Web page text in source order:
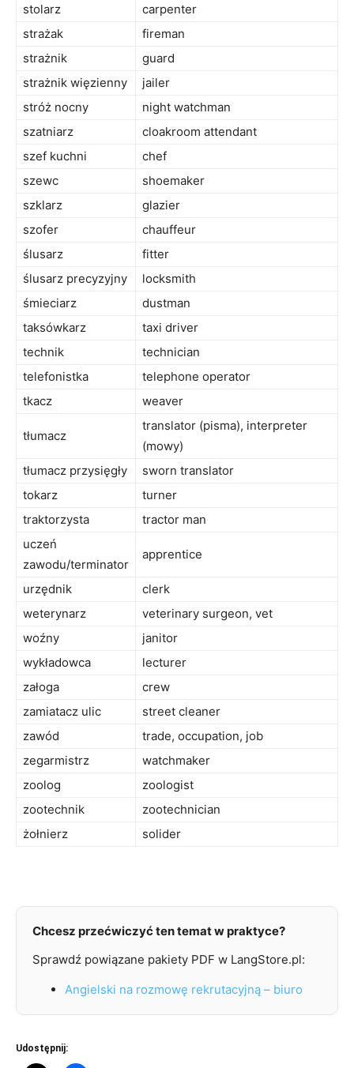
stolarz
carpenter
strażak
fireman
strażnik
guard
strażnik więzienny
jailer
stróż nocny
night watchman
szatniarz
cloakroom attendant
szef kuchni
chef
szewc
shoemaker
szklarz
glazier
szofer
chauffeur
ślusarz
fitter
ślusarz precyzyjny
locksmith
śmieciarz
dustman
taksówkarz
taxi driver
technik
technician
telefonistka
telephone operator
tkacz
weaver
tłumacz
translator (pisma), interpreter
(mowy)
tłumacz przysięgły
sworn translator
tokarz
turner
traktorzysta
tractor man
uczeń
zawodu/terminator
apprentice
urzędnik
clerk
weterynarz
veterinary surgeon, vet
woźny
janitor
wykładowca
lecturer
załoga
crew
zamiatacz ulic
street cleaner
zawód
trade, occupation, job
zegarmistrz
watchmaker
zoolog
zoologist
zootechnik
zootechnician
żołnierz
solider
Chcesz przećwiczyć ten temat w praktyce?
Sprawdź powiązane pakiety PDF w LangStore.pl:
Angielski na rozmowę rekrutacyjną – biuro
Udostępnij: